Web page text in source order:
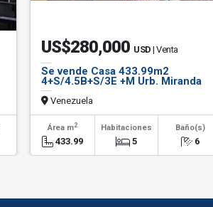
US$280,000 USD | Venta
Se vende Casa 433.99m2
4+S/4.5B+S/3E +M Urb. Miranda
Venezuela
Área m2
433.99
Habitaciones
5
Baño(s)
6